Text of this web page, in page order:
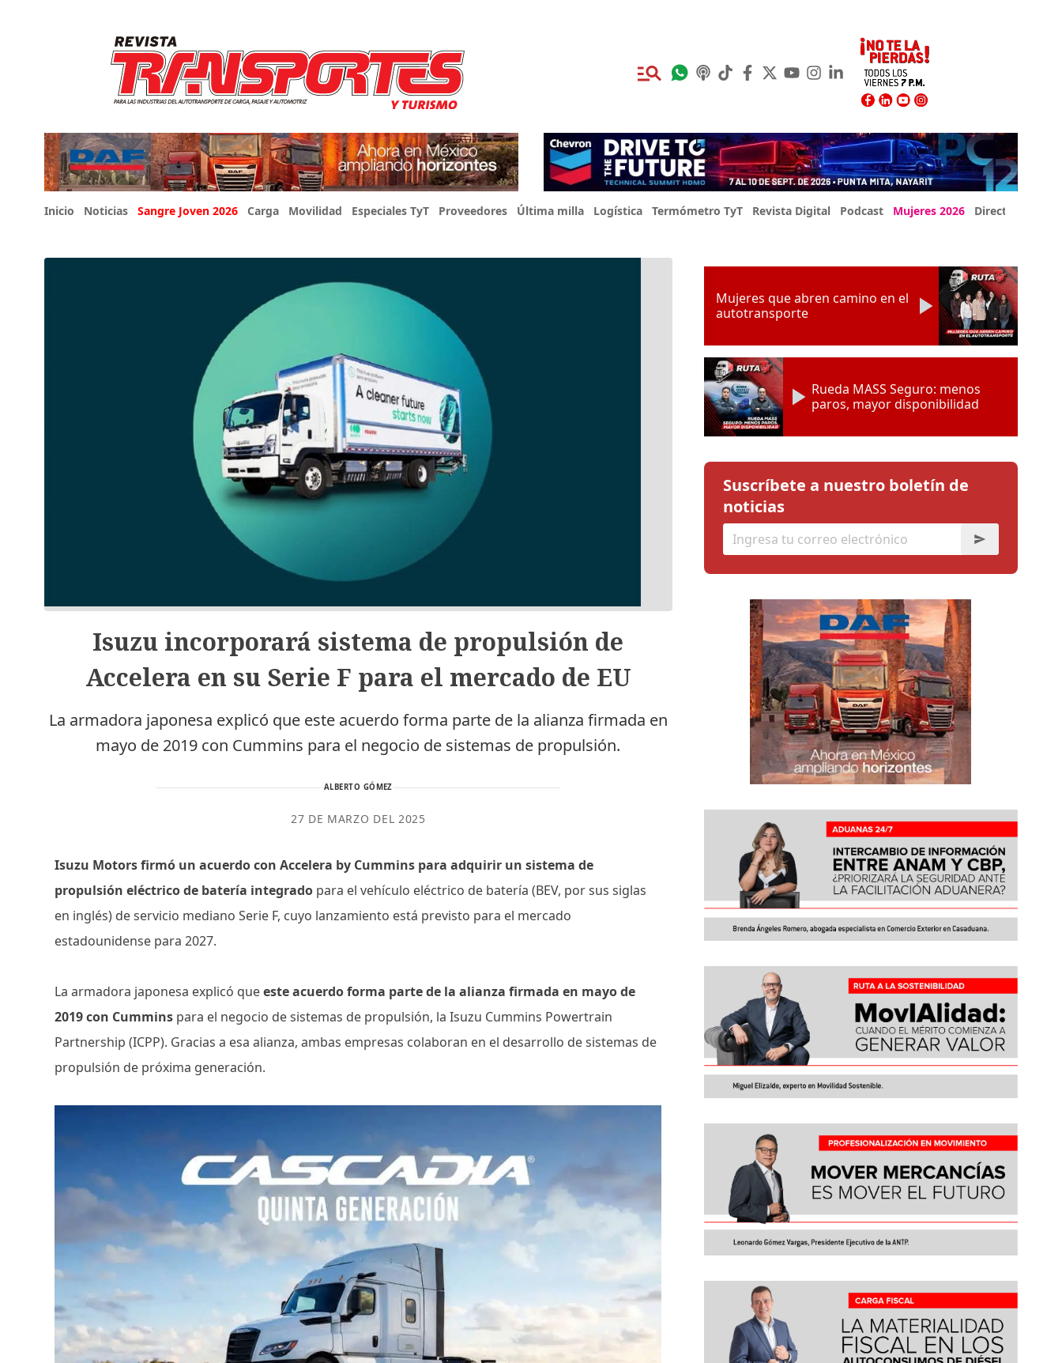
Inicio Noticias Sangre Joven 2026 Carga Movilidad Especiales TyT Proveedores Última milla Logística Termómetro TyT Revista Digital Podcast Mujeres 2026 Directorio Expo
Isuzu incorporará sistema de propulsión de
Accelera en su Serie F para el mercado de EU
La armadora japonesa explicó que este acuerdo forma parte de la alianza firmada en
mayo de 2019 con Cummins para el negocio de sistemas de propulsión.
ALBERTO GÓMEZ
27 DE MARZO DEL 2025
Isuzu Motors firmó un acuerdo con Accelera by Cummins para adquirir un sistema de
propulsión eléctrico de batería integrado para el vehículo eléctrico de batería (BEV, por sus siglas
en inglés) de servicio mediano Serie F, cuyo lanzamiento está previsto para el mercado
estadounidense para 2027.
La armadora japonesa explicó queeste acuerdo forma parte de la alianza firmada en mayo de
2019 con Cummins para el negocio de sistemas de propulsión, la Isuzu Cummins Powertrain
Partnership (ICPP). Gracias a esa alianza, ambas empresas colaboran en el desarrollo de sistemas de
propulsión de próxima generación.
Mujeres que abren camino en el
autotransporte
Rueda MASS Seguro: menos
paros, mayor disponibilidad
Suscríbete a nuestro boletín de
noticias